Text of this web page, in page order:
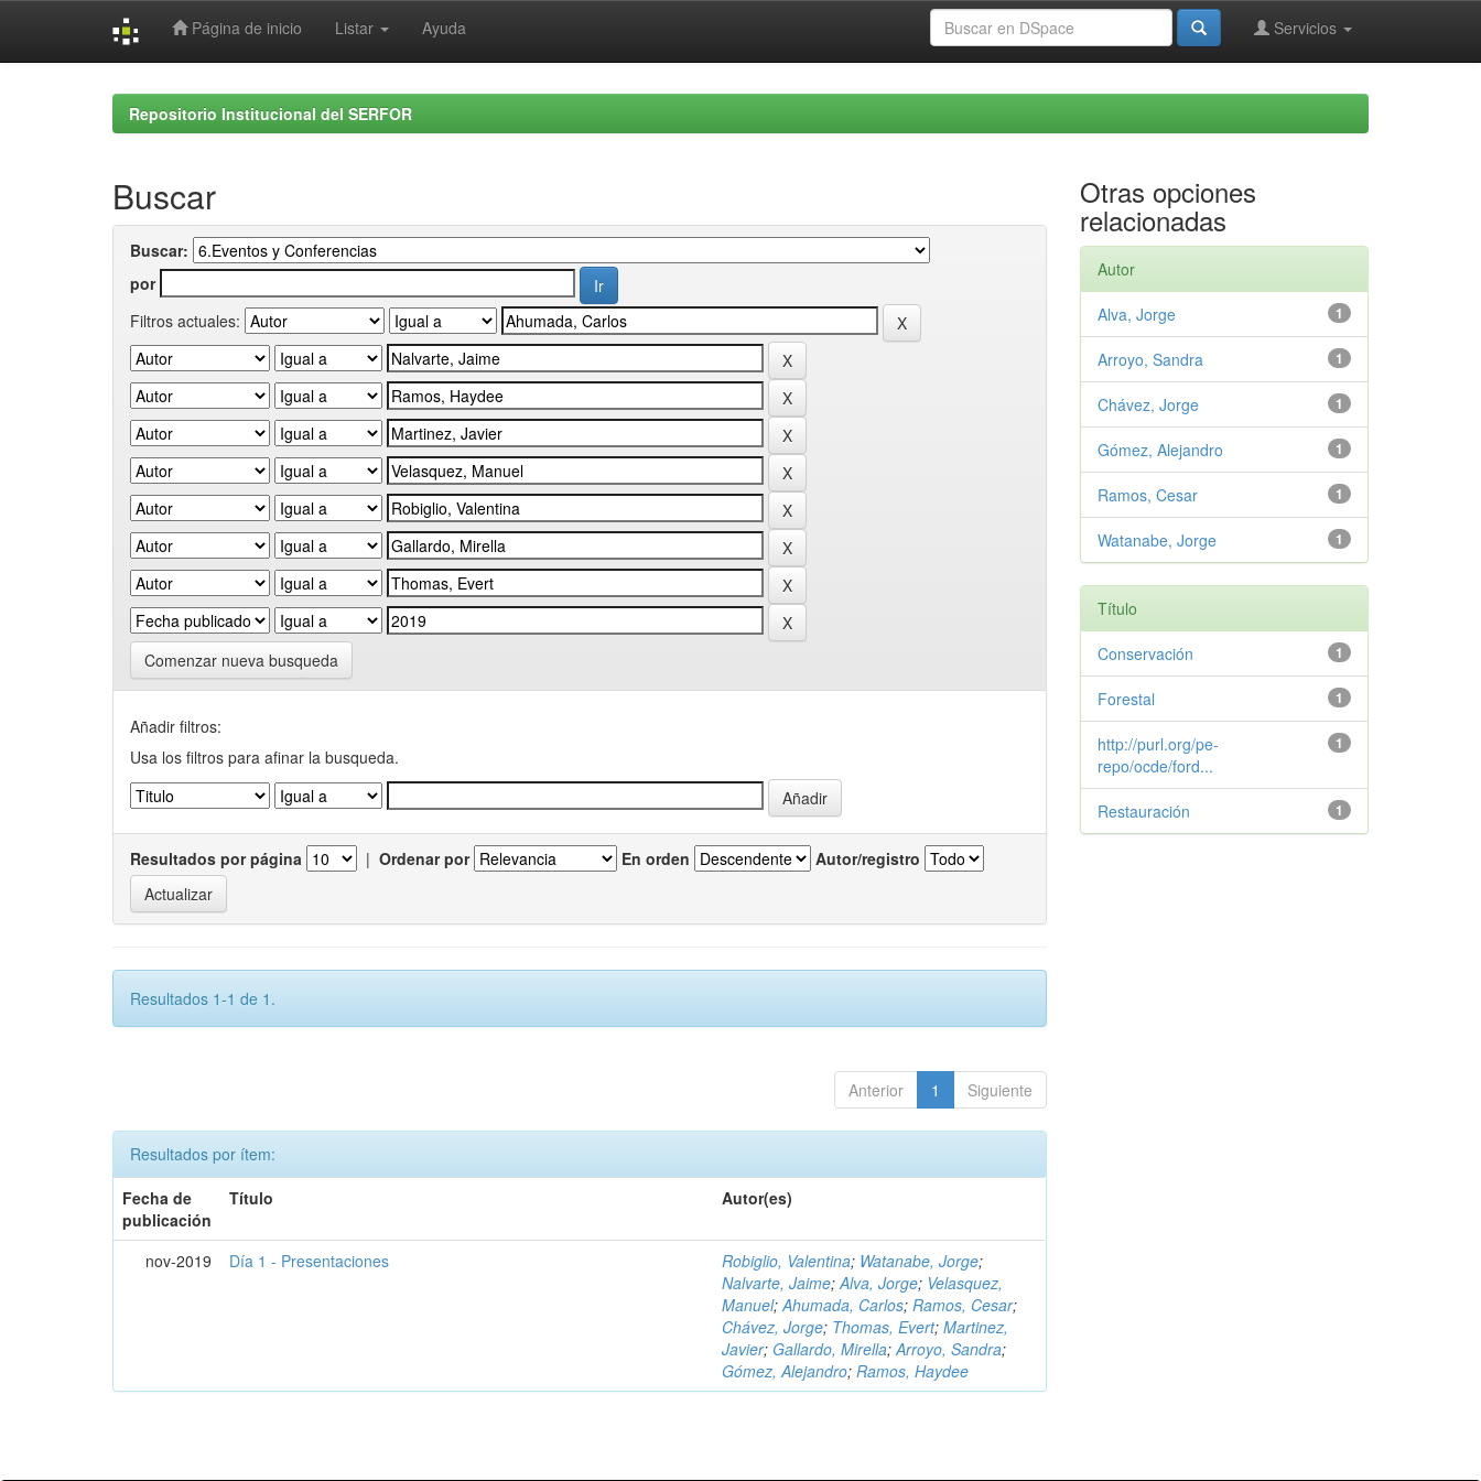
Página de inicio Listar Ayuda Servicios
Repositorio Institucional del SERFOR
Buscar
Buscar:
por
Filtros actuales:
Comenzar nueva busqueda
Añadir filtros:
Usa los filtros para afinar la busqueda.
Resultados por página | Ordenar por En orden Autor/registro
Resultados 1-1 de 1.
Anterior 1 Siguiente
Resultados por ítem:
Fecha de
publicación
Título Autor(es)
nov-2019 Día 1 - Presentaciones Robiglio, Valentina; Watanabe, Jorge;
Nalvarte, Jaime;Alva, Jorge; Velasquez,
Manuel;Ahumada, Carlos;Ramos, Cesar;
Chávez, Jorge; Thomas, Evert;Martinez,
Javier; Gallardo, Mirella;Arroyo, Sandra;
Gómez, Alejandro;Ramos, Haydee
Otras opciones
relacionadas
Autor
1
Alva, Jorge
1
Arroyo, Sandra
1
Chávez, Jorge
1
Gómez, Alejandro
1
Ramos, Cesar
1
Watanabe, Jorge
Título
1
Conservación
1
Forestal
1
http://purl.org/pe-
repo/ocde/ford...
1
Restauración